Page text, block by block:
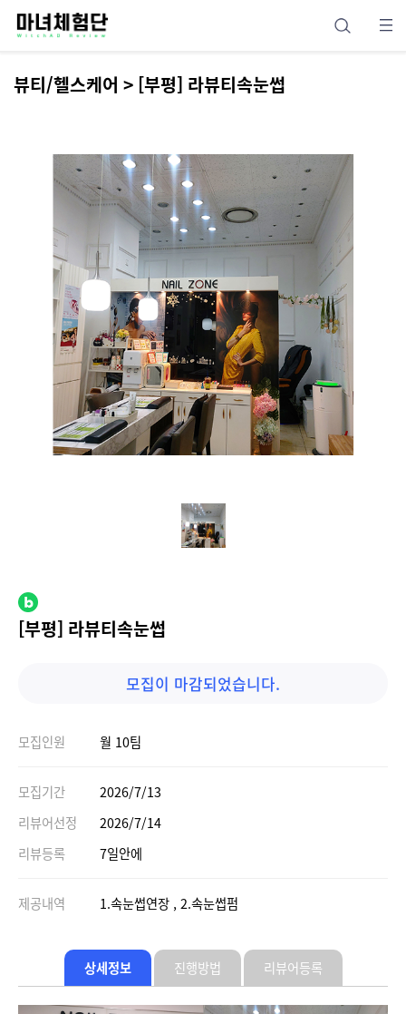
뷰티/헬스케어 > [부평] 라뷰티속눈썹
[부평] 라뷰티속눈썹
모집이 마감되었습니다.
모집인원 월 10팀
모집기간
2026/7/13
리뷰어선정
2026/7/14
리뷰등록
7일안에
제공내역 1.속눈썹연장 , 2.속눈썹펌
상세정보 진행방법 리뷰어등록